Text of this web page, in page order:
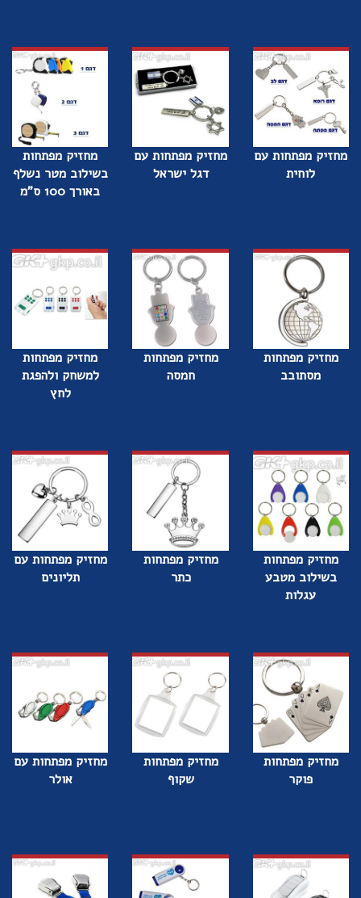
מחזיק מפתחות עם
לוחית
מחזיק מפתחות עם
דגל ישראל
מחזיק מפתחות
בשילוב מטר נשלף
באורך 100 ס"מ
מחזיק מפתחות
מסתובב
מחזיק מפתחות
חמסה
מחזיק מפתחות
למשחק ולהפגת
לחץ
מחזיק מפתחות
בשילוב מטבע
עגלות
מחזיק מפתחות
כתר
מחזיק מפתחות עם
תליונים
מחזיק מפתחות
פוקר
מחזיק מפתחות
שקוף
מחזיק מפתחות עם
אולר